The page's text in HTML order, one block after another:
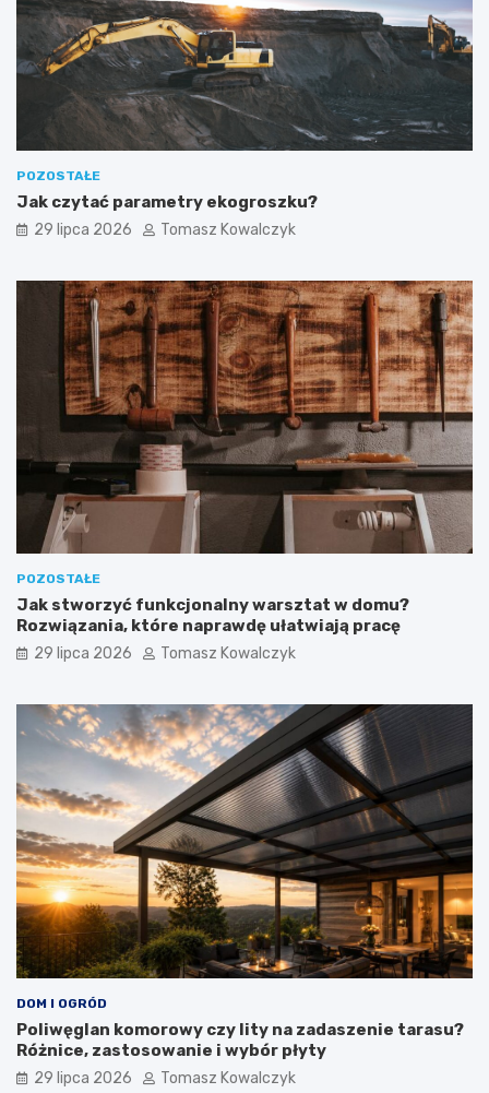
POZOSTAŁE
Jak czytać parametry ekogroszku?
29 lipca 2026 Tomasz Kowalczyk
POZOSTAŁE
Jak stworzyć funkcjonalny warsztat w domu?
Rozwiązania, które naprawdę ułatwiają pracę
29 lipca 2026 Tomasz Kowalczyk
DOM I OGRÓD
Poliwęglan komorowy czy lity na zadaszenie tarasu?
Różnice, zastosowanie i wybór płyty
29 lipca 2026 Tomasz Kowalczyk